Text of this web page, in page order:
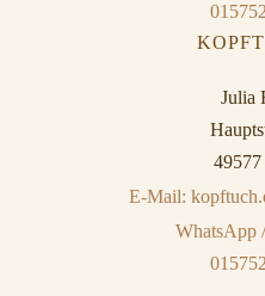
Julia
E-Mail:
WhatsApp